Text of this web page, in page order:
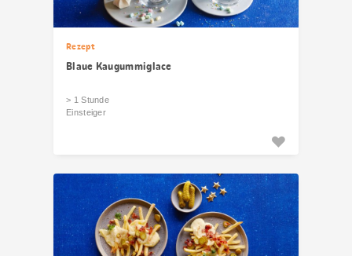
Rezept
Blaue Kaugummiglace
> 1 Stunde
Einsteiger